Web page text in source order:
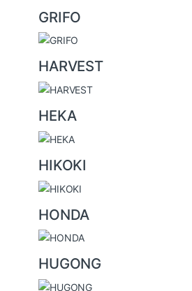
GRIFO
HARVEST
HEKA
HIKOKI
HONDA
HUGONG